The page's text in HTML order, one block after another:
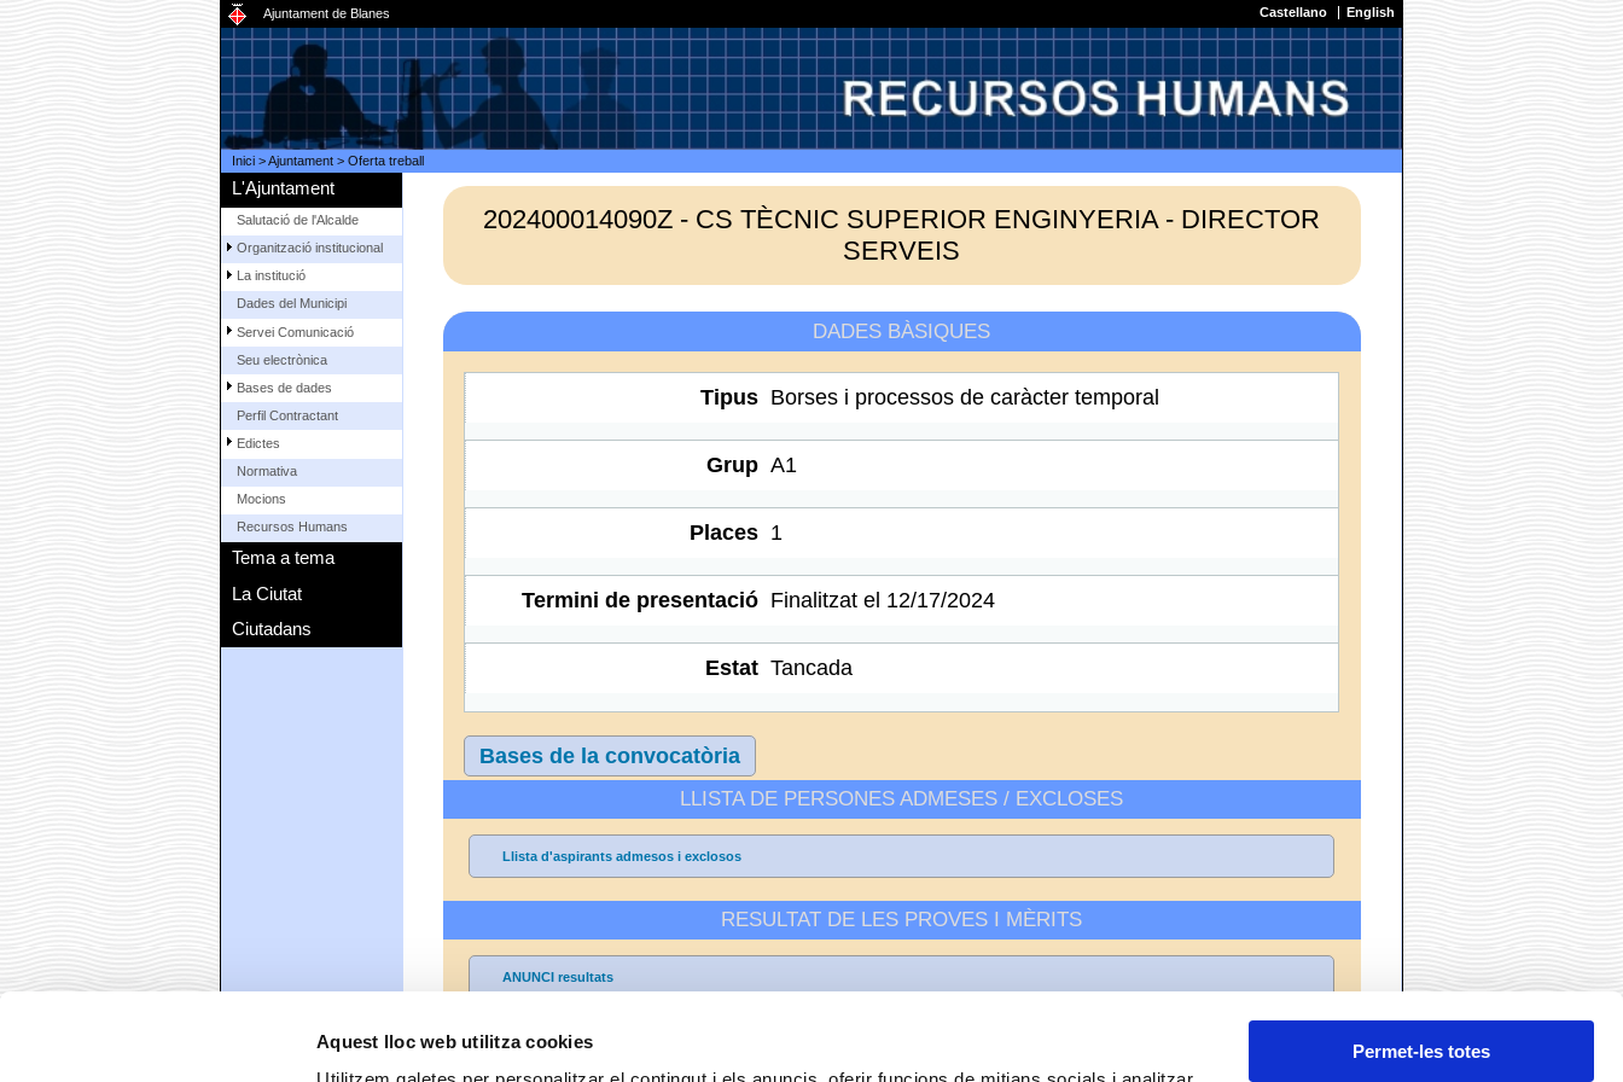
Aquest lloc web utilitza cookies
Permet-les totes
Ajuntament de Blanes Castellano English
Inici>Ajuntament> Oferta treball
L'Ajuntament
Salutació de l'Alcalde
Organització institucional
La institució
Dades del Municipi
Servei Comunicació
Seu electrònica
Bases de dades
Perfil Contractant
Edictes
Normativa
Mocions
Recursos Humans
Tema a tema
La Ciutat
Ciutadans
202400014090Z - CS TÈCNIC SUPERIOR ENGINYERIA - DIRECTOR
SERVEIS
DADES BÀSIQUES
Tipus Borses i processos de caràcter temporal
Grup A1
Places 1
Termini de presentació Finalitzat el 12/17/2024
Estat Tancada
Bases de la convocatòria
LLISTA DE PERSONES ADMESES / EXCLOSES
Llista d'aspirants admesos i exclosos
RESULTAT DE LES PROVES I MÈRITS
ANUNCI resultats
Observacions